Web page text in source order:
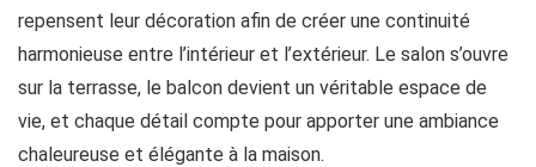
repensent leur décoration afin de créer une continuité
harmonieuse entre l’intérieur et l’extérieur. Le salon s’ouvre
sur la terrasse, le balcon devient un véritable espace de
vie, et chaque détail compte pour apporter une ambiance
chaleureuse et élégante à la maison.